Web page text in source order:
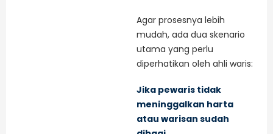
Agar prosesnya lebih
mudah, ada dua skenario
utama yang perlu
diperhatikan oleh ahli waris:
Jika pewaris tidak
meninggalkan harta
atau warisan sudah